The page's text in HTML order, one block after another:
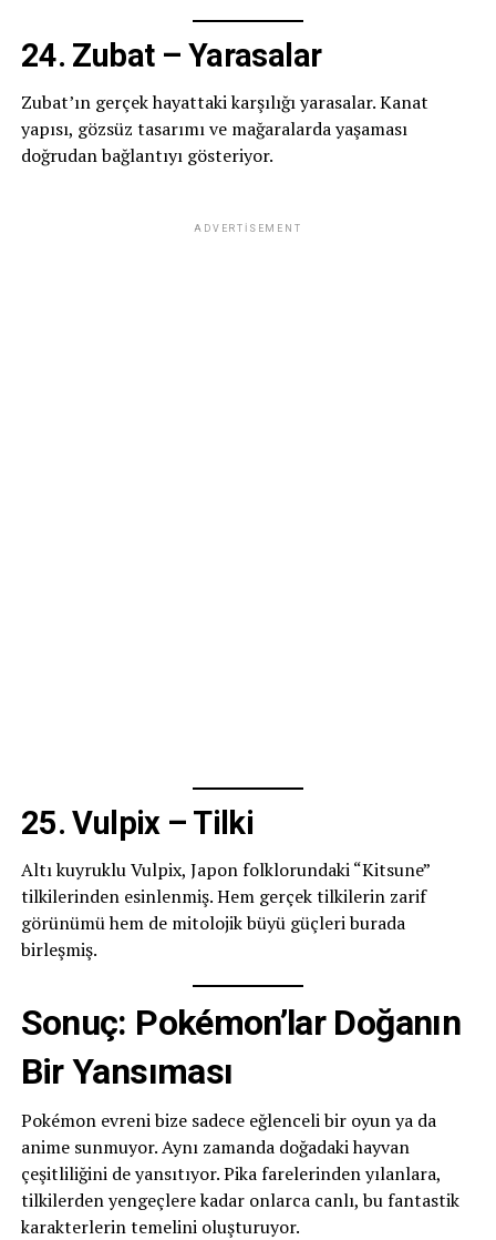
24. Zubat – Yarasalar
Zubat’ın gerçek hayattaki karşılığı yarasalar. Kanat
yapısı, gözsüz tasarımı ve mağaralarda yaşaması
doğrudan bağlantıyı gösteriyor.
ADVERTISEMENT
25. Vulpix – Tilki
Altı kuyruklu Vulpix, Japon folklorundaki “Kitsune”
tilkilerinden esinlenmiş. Hem gerçek tilkilerin zarif
görünümü hem de mitolojik büyü güçleri burada
birleşmiş.
Sonuç: Pokémon’lar Doğanın
Bir Yansıması
Pokémon evreni bize sadece eğlenceli bir oyun ya da
anime sunmuyor. Aynı zamanda doğadaki hayvan
çeşitliliğini de yansıtıyor. Pika farelerinden yılanlara,
tilkilerden yengeçlere kadar onlarca canlı, bu fantastik
karakterlerin temelini oluşturuyor.